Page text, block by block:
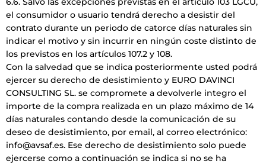
el consumidor o usuario tendrá derecho a desistir del
contrato durante un periodo de catorce días naturales sin
indicar el motivo y sin incurrir en ningún coste distinto de
los previstos en los artículos 107.2 y 108.
Con la salvedad que se indica posteriormente usted podrá
ejercer su derecho de desistimiento y EURO DAVINCI
CONSULTING SL. se compromete a devolverle integro el
importe de la compra realizada en un plazo máximo de 14
días naturales contando desde la comunicación de su
deseo de desistimiento, por email, al correo electrónico:
info@avsaf.es. Ese derecho de desistimiento solo puede
ejercerse como a continuación se indica si no se ha